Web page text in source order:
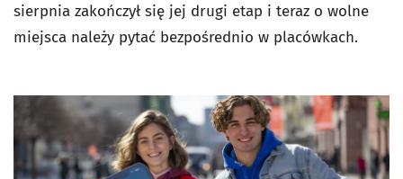
sierpnia zakończył się jej drugi etap i teraz o wolne
miejsca należy pytać bezpośrednio w placówkach.